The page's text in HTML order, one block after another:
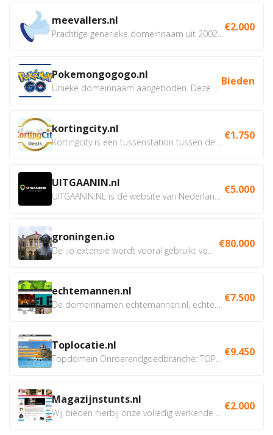
meevallers.nl €2.000
Pokemongogogo.nl Bieden
kortingcity.nl €1.750
UITGAANIN.nl €5.000
groningen.io €80.000
echtemannen.nl €7.500
Toplocatie.nl €9.450
Magazijnstunts.nl €2.000